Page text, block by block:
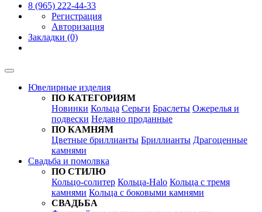
8 (965) 222-44-33
Регистрация
Авторизация
Закладки (0)
Ювелирные изделия
ПО КАТЕГОРИЯМ
Новинки Кольца Серьги Браслеты Ожерелья и
подвески Недавно проданные
ПО КАМНЯМ
Цветные бриллианты Бриллианты Драгоценные
камнями
Свадьба и помолвка
ПО СТИЛЮ
Кольцо-солитер Кольца-Halo Кольца c тремя
камнями Кольца c боковыми камнями
СВАДЬБА